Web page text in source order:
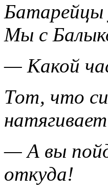
Батарейцы
Мы с
— Какой
Тот, что
натягивает
— А вы
откуда!